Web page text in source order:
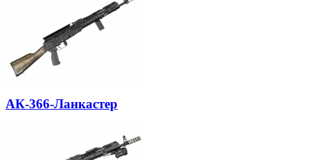
АК-366-Ланкастер